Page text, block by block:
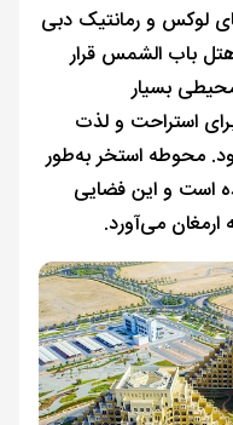
لوکس و رمانتیک دبی
باب الشمس قرار
بسیار
استراحت و لذت
محوطه استخر به‌طور
است و این فضایی
ارمغان می‌آورد.